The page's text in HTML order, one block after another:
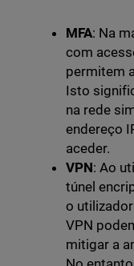
MFA: Na
com
permitem
Isto
na rede
endereço
aceder.
VPN: Ao
túnel
o
VPN
mitigar a